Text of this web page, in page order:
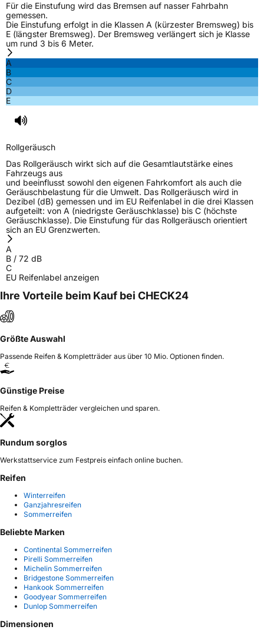
Für die Einstufung wird das Bremsen auf nasser Fahrbahn
gemessen.
Die Einstufung erfolgt in die Klassen A (kürzester Bremsweg) bis
E (längster Bremsweg). Der Bremsweg verlängert sich je Klasse
um rund 3 bis 6 Meter.
A
B
C
D
E
Rollgeräusch
Das Rollgeräusch wirkt sich auf die Gesamtlautstärke eines
Fahrzeugs aus
und beeinflusst sowohl den eigenen Fahrkomfort als auch die
Geräuschbelastung für die Umwelt. Das Rollgeräusch wird in
Dezibel (dB) gemessen und im EU Reifenlabel in die drei Klassen
aufgeteilt: von A (niedrigste Geräuschklasse) bis C (höchste
Geräuschklasse). Die Einstufung für das Rollgeräusch orientiert
sich an EU Grenzwerten.
A
B / 72 dB
C
EU Reifenlabel anzeigen
Ihre Vorteile beim Kauf bei CHECK24
Größte Auswahl
Passende Reifen & Kompletträder aus über 10 Mio. Optionen finden.
Günstige Preise
Reifen & Kompletträder vergleichen und sparen.
Rundum sorglos
Werkstattservice zum Festpreis einfach online buchen.
Reifen
Winterreifen
Ganzjahresreifen
Sommerreifen
Beliebte Marken
Continental Sommerreifen
Pirelli Sommerreifen
Michelin Sommerreifen
Bridgestone Sommerreifen
Hankook Sommerreifen
Goodyear Sommerreifen
Dunlop Sommerreifen
Dimensionen